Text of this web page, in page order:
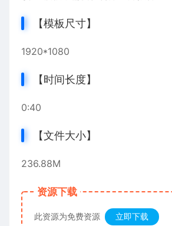
【模板尺寸】
1920*1080
【时间长度】
0:40
【文件大小】
236.88M
资源下载
此资源为免费资源 立即下载